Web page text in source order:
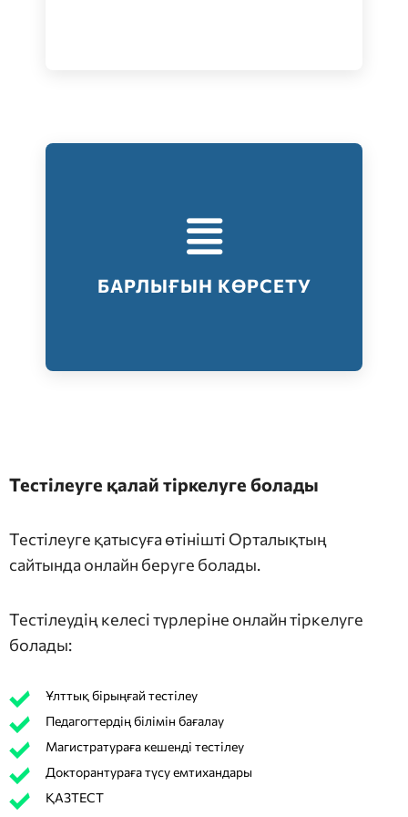
БАРЛЫҒЫН КӨРСЕТУ
Тестілеудің барлық түрлері
Барлығын көрсету
Тестілеуге қалай тіркелуге болады
Тестілеуге қатысуға өтінішті Орталықтың
сайтында онлайн беруге болады.
Тестілеудің келесі түрлеріне онлайн тіркелуге
болады:
Ұлттық бірыңғай тестілеу
Педагогтердің білімін бағалау
Магистратураға кешенді тестілеу
Докторантураға түсу емтихандары
ҚАЗТЕСТ